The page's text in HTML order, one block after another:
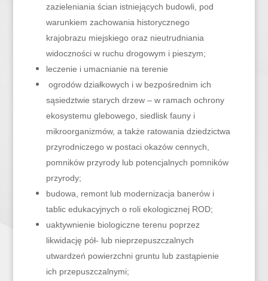
zazieleniania ścian istniejących budowli, pod
warunkiem zachowania historycznego
krajobrazu miejskiego oraz nieutrudniania
widoczności w ruchu drogowym i pieszym;
leczenie i umacnianie na terenie
ogrodów działkowych i w bezpośrednim ich
sąsiedztwie starych drzew – w ramach ochrony
ekosystemu glebowego, siedlisk fauny i
mikroorganizmów, a także ratowania dziedzictwa
przyrodniczego w postaci okazów cennych,
pomników przyrody lub potencjalnych pomników
przyrody;
budowa, remont lub modernizacja banerów i
tablic edukacyjnych o roli ekologicznej ROD;
uaktywnienie biologiczne terenu poprzez
likwidację pół- lub nieprzepuszczalnych
utwardzeń powierzchni gruntu lub zastąpienie
ich przepuszczalnymi;